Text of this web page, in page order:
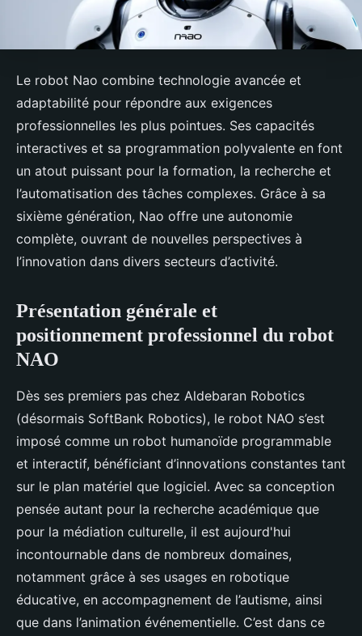
Le robot Nao combine technologie avancée et
adaptabilité pour répondre aux exigences
professionnelles les plus pointues. Ses capacités
interactives et sa programmation polyvalente en font
un atout puissant pour la formation, la recherche et
l’automatisation des tâches complexes. Grâce à sa
sixième génération, Nao offre une autonomie
complète, ouvrant de nouvelles perspectives à
l’innovation dans divers secteurs d’activité.
Présentation générale et
positionnement professionnel du robot
NAO
Dès ses premiers pas chez Aldebaran Robotics
(désormais SoftBank Robotics), le robot NAO s’est
imposé comme un robot humanoïde programmable
et interactif, bénéficiant d’innovations constantes tant
sur le plan matériel que logiciel. Avec sa conception
pensée autant pour la recherche académique que
pour la médiation culturelle, il est aujourd'hui
incontournable dans de nombreux domaines,
notamment grâce à ses usages en robotique
éducative, en accompagnement de l’autisme, ainsi
que dans l’animation événementielle. C’est dans ce